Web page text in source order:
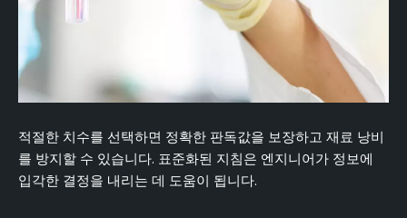
적절한 치수를 선택하면 정확한 판독값을 보장하고 재료 낭비
를 방지할 수 있습니다. 표준화된 지침은 엔지니어가 정보에
입각한 결정을 내리는 데 도움이 됩니다.